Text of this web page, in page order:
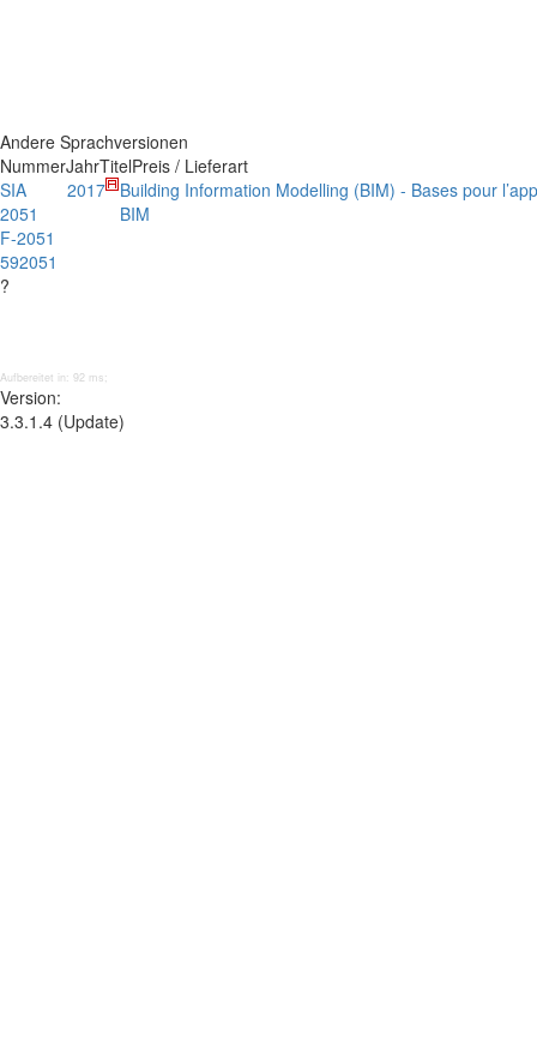
Andere Sprachversionen
NummerJahrTitelPreis / Lieferart
SIA
2051
F-2051
592051
?
2017
Building Information Modelling (BIM) - Bases pour
BIM
Aufbereitet in: 92 ms;
Version:
3.3.1.4 (Update)